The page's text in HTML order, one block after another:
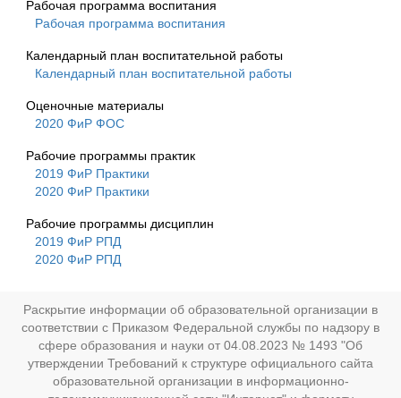
Рабочая программа воспитания
Рабочая программа воспитания
Календарный план воспитательной работы
Календарный план воспитательной работы
Оценочные материалы
2020 ФиР ФОС
Рабочие программы практик
2019 ФиР Практики
2020 ФиР Практики
Рабочие программы дисциплин
2019 ФиР РПД
2020 ФиР РПД
Раскрытие информации об образовательной организации в
соответствии с Приказом Федеральной службы по надзору в
сфере образования и науки от 04.08.2023 № 1493 "Об
утверждении Требований к структуре официального сайта
образовательной организации в информационно-